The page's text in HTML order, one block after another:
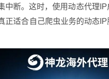
中断。这时，使用动态代理
正适合自己爬虫业务的动态